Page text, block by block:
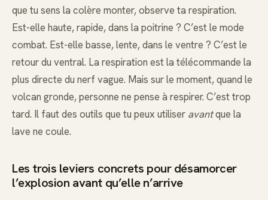
que tu sens la colère monter, observe ta respiration.
Est-elle haute, rapide, dans la poitrine ? C’est le mode
combat. Est-elle basse, lente, dans le ventre ? C’est le
retour du ventral. La respiration est la télécommande la
plus directe du nerf vague. Mais sur le moment, quand le
volcan gronde, personne ne pense à respirer. C’est trop
tard. Il faut des outils que tu peux utiliser avantque la
lave ne coule.
Les trois leviers concrets pour désamorcer
l’explosion avant qu’elle n’arrive